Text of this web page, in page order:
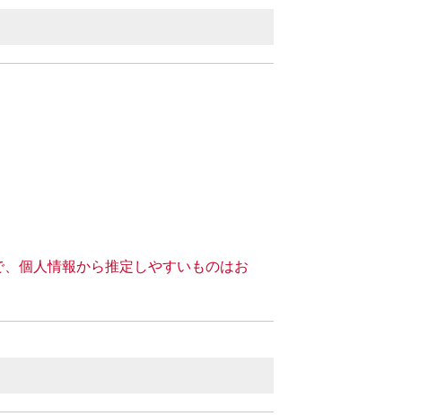
個人情報から推定しやすいものはお